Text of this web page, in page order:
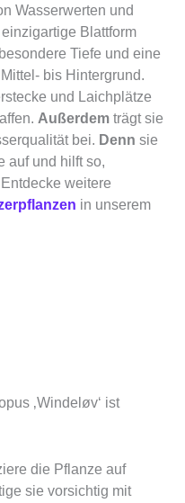
Wasserwerten und
Blattform
Tiefe und eine
bis Hintergrund.
und Laichplätze
Außerdem trägt sie
bei. Denn sie
auf und hilft so,
weitere
in unserem
‚Windeløv‘ ist
die Pflanze auf
sie vorsichtig mit